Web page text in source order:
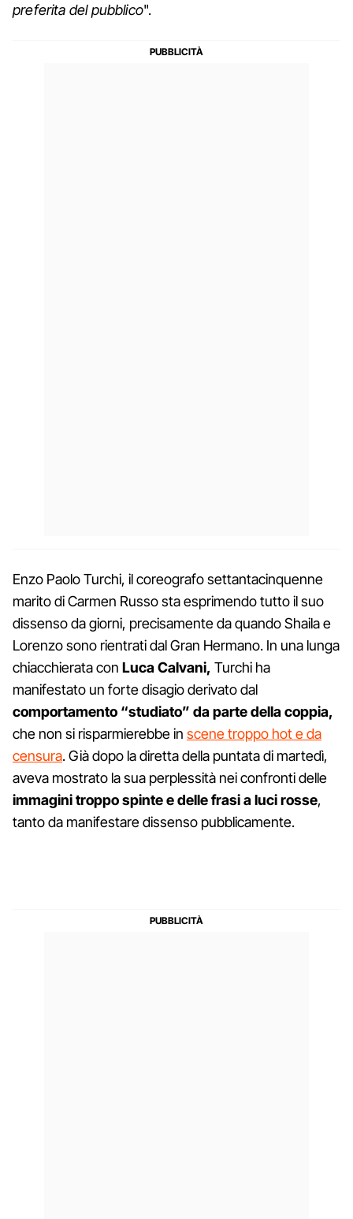
preferita del pubblico".
Enzo Paolo Turchi, il coreografo settantacinquenne
marito di Carmen Russo sta esprimendo tutto il suo
dissenso da giorni, precisamente da quando Shaila e
Lorenzo sono rientrati dal Gran Hermano. In una lunga
chiacchierata con Luca Calvani, Turchi ha
manifestato un forte disagio derivato dal
comportamento “studiato” da parte della coppia,
che non si risparmierebbe in scene troppo hot e da
censura. Già dopo la diretta della puntata di martedì,
aveva mostrato la sua perplessità nei confronti delle
immagini troppo spinte e delle frasi a luci rosse,
tanto da manifestare dissenso pubblicamente.